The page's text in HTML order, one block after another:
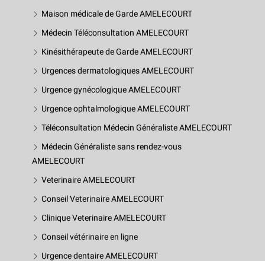
Maison médicale de Garde AMELECOURT
Médecin Téléconsultation AMELECOURT
Kinésithérapeute de Garde AMELECOURT
Urgences dermatologiques AMELECOURT
Urgence gynécologique AMELECOURT
Urgence ophtalmologique AMELECOURT
Téléconsultation Médecin Généraliste AMELECOURT
Médecin Généraliste sans rendez-vous
AMELECOURT
Veterinaire AMELECOURT
Conseil Veterinaire AMELECOURT
Clinique Veterinaire AMELECOURT
Conseil vétérinaire en ligne
Urgence dentaire AMELECOURT